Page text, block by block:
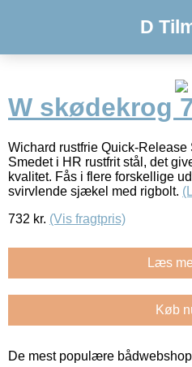
D
W skødekrog
Wichard rustfrie Quick-
Smedet i HR rustfrit stål, det
kvalitet. Fås i flere forskellige
svirvlende sjækel med rigbolt.
732 kr. (Vis fragtpris)
Læs
Køb
De mest populære